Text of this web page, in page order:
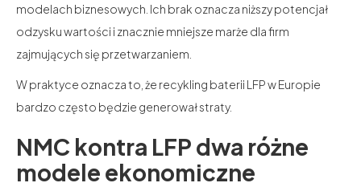
modelach biznesowych. Ich brak oznacza niższy potencjał
odzysku wartości i znacznie mniejsze marże dla firm
zajmujących się przetwarzaniem.
W praktyce oznacza to, że recykling baterii LFP w Europie
bardzo często będzie generował straty.
NMC kontra LFP dwa różne
modele ekonomiczne